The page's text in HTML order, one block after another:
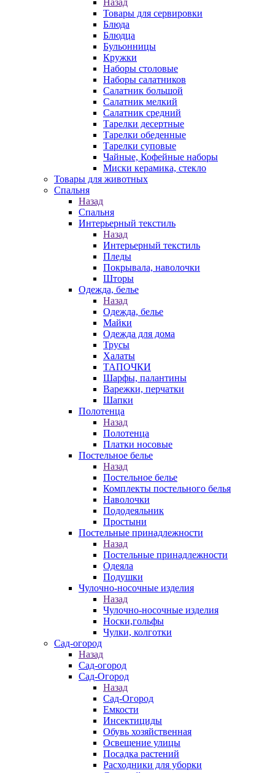
Товары для сервировки
Блюда
Блюдца
Бульонницы
Кружки
Наборы столовые
Наборы салатников
Салатник большой
Салатник мелкий
Салатник средний
Тарелки десертные
Тарелки обеденные
Тарелки суповые
Чайные, Кофейные наборы
Миски керамика, стекло
Товары для животных
Спальня
Назад
Спальня
Интерьерный текстиль
Назад
Интерьерный текстиль
Пледы
Покрывала, наволочки
Шторы
Одежда, белье
Назад
Одежда, белье
Майки
Одежда для дома
Трусы
Халаты
ТАПОЧКИ
Шарфы, палантины
Варежки, перчатки
Шапки
Полотенца
Назад
Полотенца
Платки носовые
Постельное белье
Назад
Постельное белье
Комплекты постельного белья
Наволочки
Пододеяльник
Простыни
Постельные принадлежности
Назад
Постельные принадлежности
Одеяла
Подушки
Чулочно-носочные изделия
Назад
Чулочно-носочные изделия
Носки,гольфы
Чулки, колготки
Сад-огород
Назад
Сад-огород
Сад-Огород
Назад
Сад-Огород
Емкости
Инсектициды
Обувь хозяйственная
Освещение улицы
Посадка растений
Расходники для уборки